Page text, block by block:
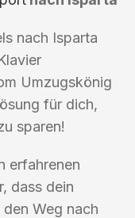
nach Isparta
Umzugskönig
für dich,
sparen!
erfahrenen
dass dein
Weg nach